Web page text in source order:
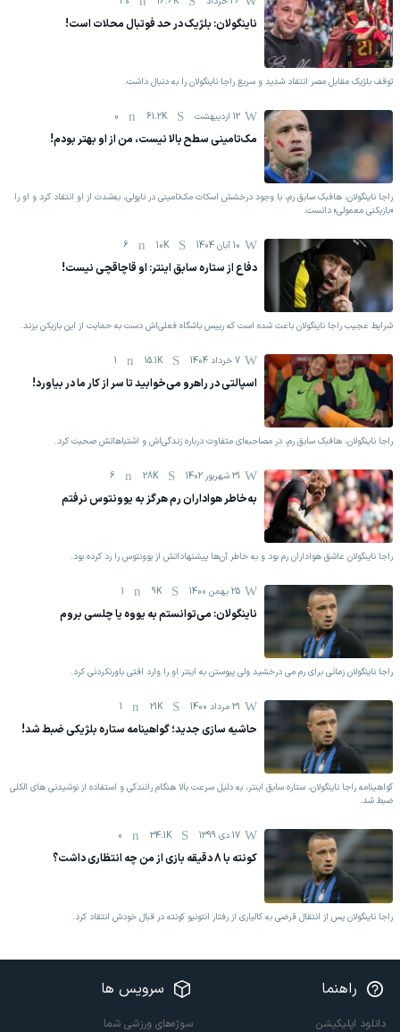
ناینگولان: بلژیک در حد فوتبال محلات است!
توقف بلژیک مقابل مصر انتقاد شدید و سریع راجا ناینگولان را به دنبال داشت.
12 اردیبهشت 61.2K
0
مک‌تامینی سطح بالا نیست، من از او بهتر بودم!
راجا ناینگولان، هافبک سابق رم، با وجود درخشش اسکات مک‌تامینی در ناپولی، به‌شدت از او انتقاد کرد و او را
«بازیکنی معمولی» دانست.
10 آبان 1404 10K
6
دفاع از ستاره سابق اینتر: او قاچاقچی نیست!
شرایط عجیب راجا ناینگولان باعث شده است که رییس باشگاه فعلی‌اش دست به حمایت از این بازیکن بزند.
7 خرداد 1404 15.1K
1
اسپالتی در راهرو می‌خوابید تا سر از کار ما در بیاورد!
راجا ناینگولان، هافبک سابق رم، در مصاحبه‌ای متفاوت درباره زندگی‌اش و اشتباهاتش صحبت کرد.
31 شهریور 1402 28K
6
به‌خاطر هواداران رم هرگز به یوونتوس نرفتم
راجا ناینگولان عاشق هواداران رم بود و به خاطر آن‌ها پیشنهاداتش از یوونتوس را رد کرده بود.
25 بهمن 1400 9K
1
ناینگولان: می‌توانستم به یووه یا چلسی بروم
راجا ناینگولان زمانی برای رم می ‌درخشید ولی پیوستن به اینتر او را وارد افتی باورنکردنی کرد.
31 مرداد 1400 21K
1
حاشیه سازی جدید؛ گواهینامه ستاره بلژیکی ضبط شد!
گواهینامه راجا ناینگولان، ستاره سابق اینتر، به دلیل سرعت بالا هنگام رانندگی و استفاده از نوشیدنی های الکلی
ضبط شد.
17 دی 1399 34.1K
0
کونته با 8 دقیقه بازی از من چه انتظاری داشت؟
راجا ناینگولان پس از انتقال قرضی به کالیاری از رفتار انتونیو کونته در قبال خودش انتقاد کرد.
راهنما
دانلود اپلیکیشن
سرویس ها
سوژه‌های ورزشی شما